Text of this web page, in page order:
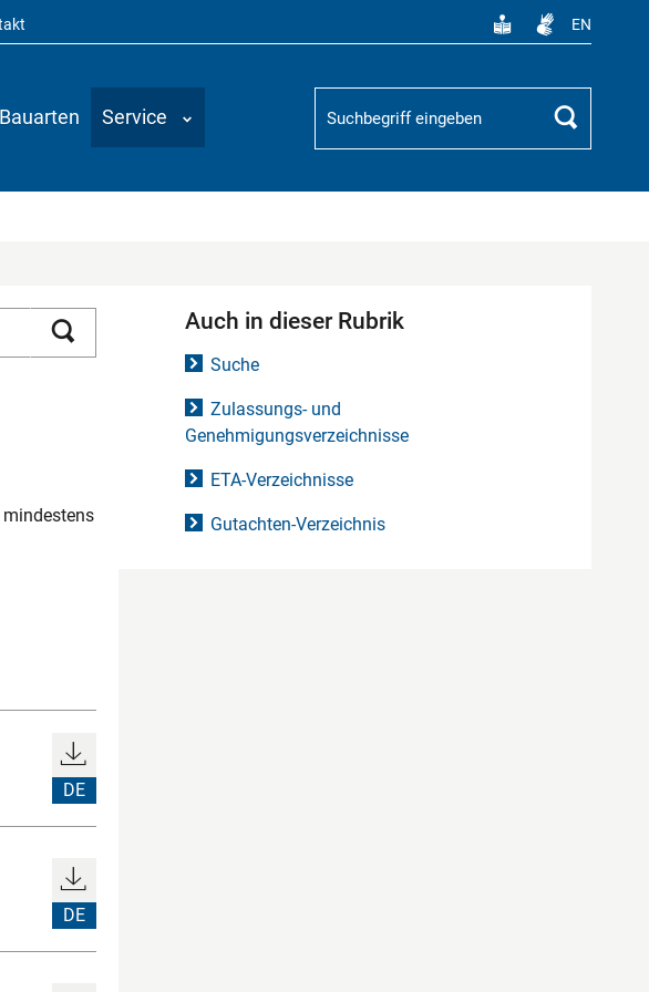
EN
Service
Suchbegriff
Suchen
DE
DE
Auch in dieser Rubrik
Suche
Zulassungs- und
Genehmigungsverzeichnisse
ETA-Verzeichnisse
Gutachten-Verzeichnis